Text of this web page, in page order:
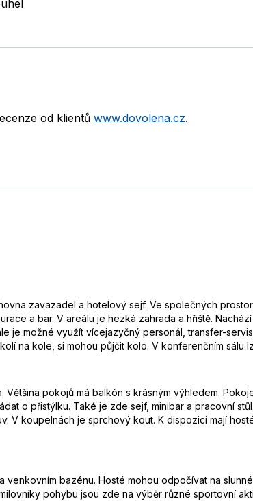
od klientů www.dovolena.cz.
zavazadel a hotelový sejf. Ve společných
a bar. V areálu je hezká zahrada a hřiště.
je možné využít vícejazyčný personál, transfer-
na kole, si mohou půjčit kolo. V konferenčním
pokojů má balkón s krásným výhledem.
o přistýlku. Také je zde sejf, minibar a pracovní
V koupelnách je sprchový kout. K dispozici mají
bazénu. Hosté mohou odpočívat na
pohybu jsou zde na výběr různé sportovní